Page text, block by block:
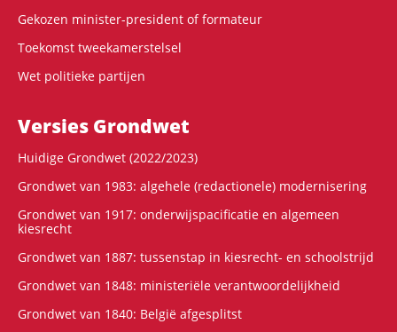
Gekozen minister-president of formateur
Toekomst tweekamerstelsel
Wet politieke partijen
Versies Grondwet
Huidige Grondwet (2022/2023)
Grondwet van 1983: algehele (redactionele) modernisering
Grondwet van 1917: onderwijspacificatie en algemeen
kiesrecht
Grondwet van 1887: tussenstap in kiesrecht- en schoolstrijd
Grondwet van 1848: ministeriële verantwoordelijkheid
Grondwet van 1840: België afgesplitst